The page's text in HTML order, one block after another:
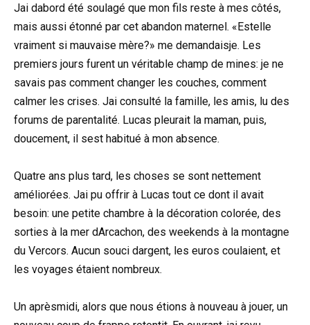
Jai dabord été soulagé que mon fils reste à mes côtés,
mais aussi étonné par cet abandon maternel. «Estelle
vraiment si mauvaise mère?» me demandaisje. Les
premiers jours furent un véritable champ de mines: je ne
savais pas comment changer les couches, comment
calmer les crises. Jai consulté la famille, les amis, lu des
forums de parentalité. Lucas pleurait la maman, puis,
doucement, il sest habitué à mon absence.
Quatre ans plus tard, les choses se sont nettement
améliorées. Jai pu offrir à Lucas tout ce dont il avait
besoin: une petite chambre à la décoration colorée, des
sorties à la mer dArcachon, des weekends à la montagne
du Vercors. Aucun souci dargent, les euros coulaient, et
les voyages étaient nombreux.
Un aprèsmidi, alors que nous étions à nouveau à jouer, un